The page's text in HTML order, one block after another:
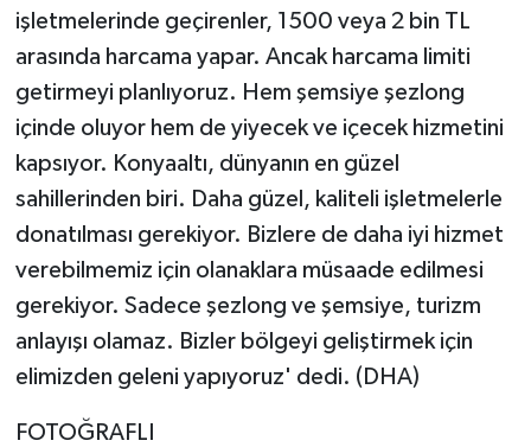
işletmelerinde geçirenler, 1500 veya 2 bin TL
arasında harcama yapar. Ancak harcama limiti
getirmeyi planlıyoruz. Hem şemsiye şezlong
içinde oluyor hem de yiyecek ve içecek hizmetini
kapsıyor. Konyaaltı, dünyanın en güzel
sahillerinden biri. Daha güzel, kaliteli işletmelerle
donatılması gerekiyor. Bizlere de daha iyi hizmet
verebilmemiz için olanaklara müsaade edilmesi
gerekiyor. Sadece şezlong ve şemsiye, turizm
anlayışı olamaz. Bizler bölgeyi geliştirmek için
elimizden geleni yapıyoruz' dedi. (DHA)
FOTOĞRAFLI